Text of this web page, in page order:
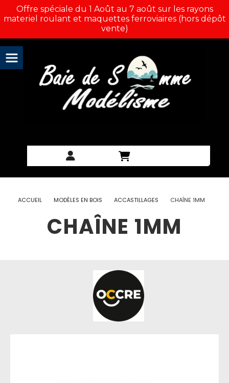
Offre spéciale du 1 Août au 7 août sur les rayons
materiel roulant et maquettes ferroviaires (hors dépôt
vente)
ACCUEIL MODÈLES EN BOIS ACCASTILLAGES CHAÎNE 1MM
CHAÎNE 1MM
Panneau de gestion des cookies